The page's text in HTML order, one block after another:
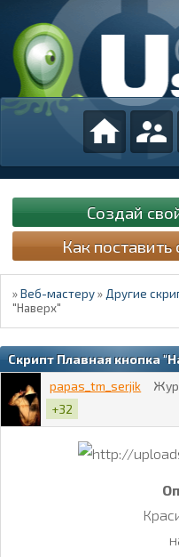
Создай
Как
»Веб-мастеру »Другие
"Наверх"
Скрипт Плавная кнопка
papas_tm_serjik
+32